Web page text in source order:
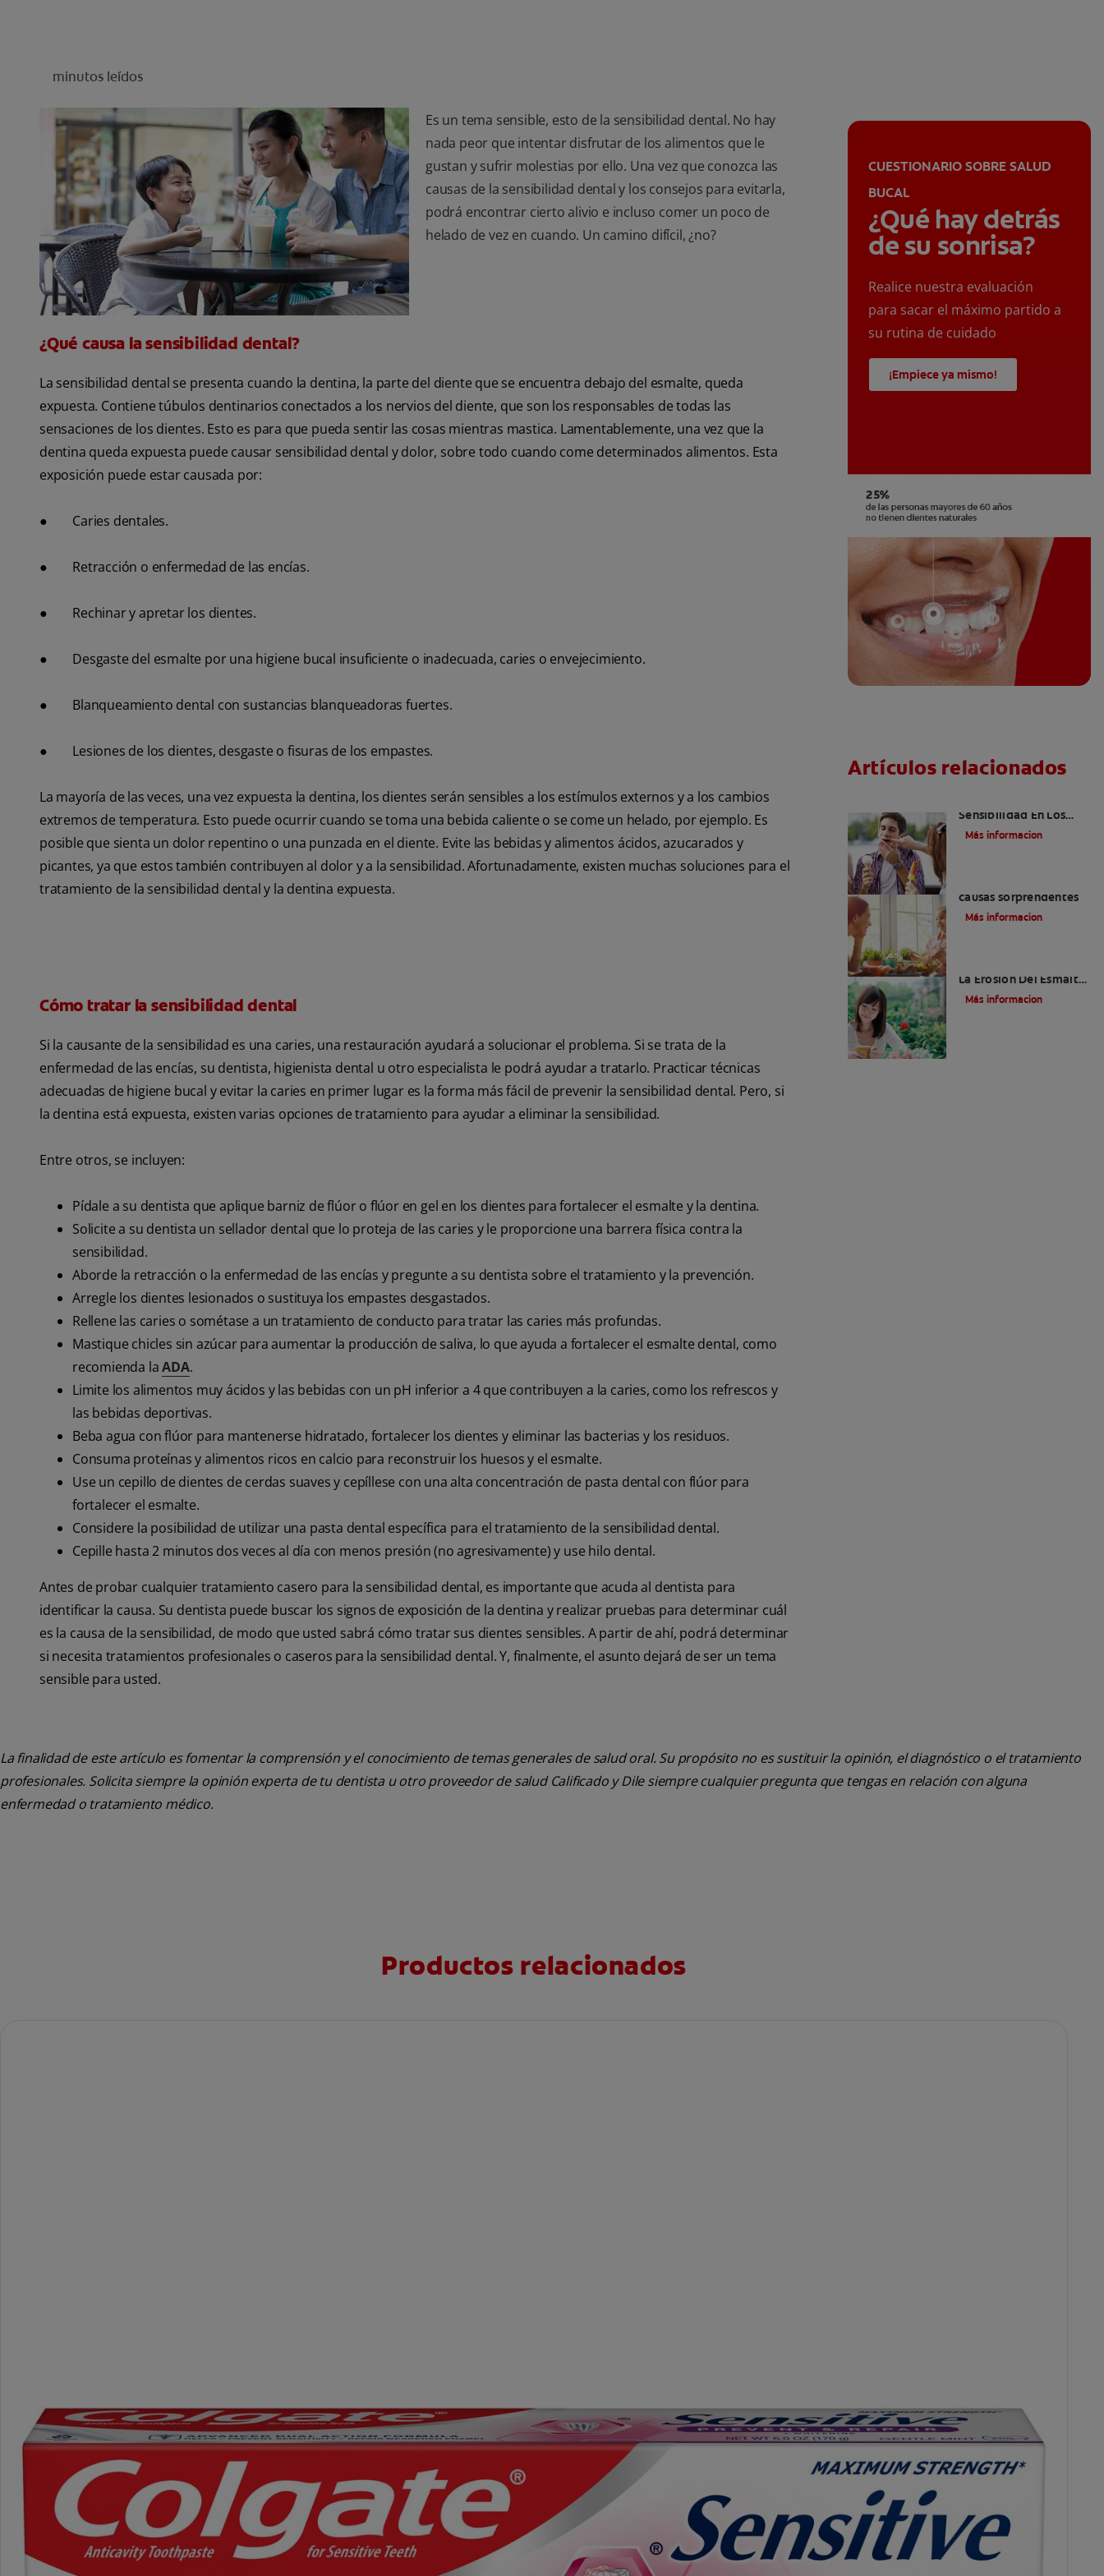
minutos leídos
Es un tema sensible, esto de la sensibilidad dental. No hay
nada peor que intentar disfrutar de los alimentos que le
gustan y sufrir molestias por ello. Una vez que conozca las
causas de la sensibilidad dental y los consejos para evitarla,
podrá encontrar cierto alivio e incluso comer un poco de
helado de vez en cuando. Un camino difícil, ¿no?
¿Qué causa la sensibilidad dental?
La sensibilidad dental se presenta cuando la dentina, la parte del diente que se encuentra debajo del esmalte, queda
expuesta. Contiene túbulos dentinarios conectados a los nervios del diente, que son los responsables de todas las
sensaciones de los dientes. Esto es para que pueda sentir las cosas mientras mastica. Lamentablemente, una vez que la
dentina queda expuesta puede causar sensibilidad dental y dolor, sobre todo cuando come determinados alimentos. Esta
exposición puede estar causada por:
● Caries dentales.
● Retracción o enfermedad de las encías.
● Rechinar y apretar los dientes.
● Desgaste del esmalte por una higiene bucal insuficiente o inadecuada, caries o envejecimiento.
● Blanqueamiento dental con sustancias blanqueadoras fuertes.
● Lesiones de los dientes, desgaste o fisuras de los empastes.
La mayoría de las veces, una vez expuesta la dentina, los dientes serán sensibles a los estímulos externos y a los cambios
extremos de temperatura. Esto puede ocurrir cuando se toma una bebida caliente o se come un helado, por ejemplo. Es
posible que sienta un dolor repentino o una punzada en el diente. Evite las bebidas y alimentos ácidos, azucarados y
picantes, ya que estos también contribuyen al dolor y a la sensibilidad. Afortunadamente, existen muchas soluciones para el
tratamiento de la sensibilidad dental y la dentina expuesta.
Cómo tratar la sensibilidad dental
Si la causante de la sensibilidad es una caries, una restauración ayudará a solucionar el problema. Si se trata de la
enfermedad de las encías, su dentista, higienista dental u otro especialista le podrá ayudar a tratarlo. Practicar técnicas
adecuadas de higiene bucal y evitar la caries en primer lugar es la forma más fácil de prevenir la sensibilidad dental. Pero, si
la dentina está expuesta, existen varias opciones de tratamiento para ayudar a eliminar la sensibilidad.
Entre otros, se incluyen:
Pídale a su dentista que aplique barniz de flúor o flúor en gel en los dientes para fortalecer el esmalte y la dentina.
Solicite a su dentista un sellador dental que lo proteja de las caries y le proporcione una barrera física contra la
sensibilidad.
Aborde la retracción o la enfermedad de las encías y pregunte a su dentista sobre el tratamiento y la prevención.
Arregle los dientes lesionados o sustituya los empastes desgastados.
Rellene las caries o sométase a un tratamiento de conducto para tratar las caries más profundas.
Mastique chicles sin azúcar para aumentar la producción de saliva, lo que ayuda a fortalecer el esmalte dental, como
recomienda laADA.
Limite los alimentos muy ácidos y las bebidas con un pH inferior a 4 que contribuyen a la caries, como los refrescos y
las bebidas deportivas.
Beba agua con flúor para mantenerse hidratado, fortalecer los dientes y eliminar las bacterias y los residuos.
Consuma proteínas y alimentos ricos en calcio para reconstruir los huesos y el esmalte.
Use un cepillo de dientes de cerdas suaves y cepíllese con una alta concentración de pasta dental con flúor para
fortalecer el esmalte.
Considere la posibilidad de utilizar una pasta dental específica para el tratamiento de la sensibilidad dental.
Cepille hasta 2 minutos dos veces al día con menos presión (no agresivamente) y use hilo dental.
Antes de probar cualquier tratamiento casero para la sensibilidad dental, es importante que acuda al dentista para
identificar la causa. Su dentista puede buscar los signos de exposición de la dentina y realizar pruebas para determinar cuál
es la causa de la sensibilidad, de modo que usted sabrá cómo tratar sus dientes sensibles. A partir de ahí, podrá determinar
si necesita tratamientos profesionales o caseros para la sensibilidad dental. Y, finalmente, el asunto dejará de ser un tema
sensible para usted.
CUESTIONARIO SOBRE SALUD
BUCAL
¿Qué hay detrás
de su sonrisa?
Realice nuestra evaluación
para sacar el máximo partido a
su rutina de cuidado
¡Empiece ya mismo!
Artículos relacionados
Sensibilidad En Los
Dientes?
Más informacion
causas sorprendentes
Más informacion
La Erosión Del Esmalte
Afecta Sus Dientes
Más informacion
La finalidad de este artículo es fomentar la comprensión y el conocimiento de temas generales de salud oral. Su propósito no es sustituir la opinión, el diagnóstico o el tratamiento
profesionales. Solicita siempre la opinión experta de tu dentista u otro proveedor de salud Calificado y Dile siempre cualquier pregunta que tengas en relación con alguna
enfermedad o tratamiento médico.
Productos relacionados